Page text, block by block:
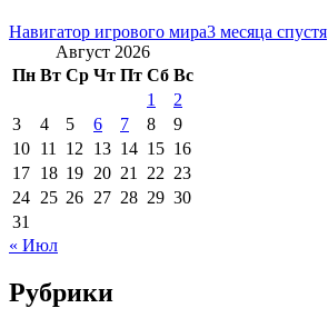
Навигатор игрового мира3 месяца спустя
Август 2026
Пн Вт Ср Чт Пт Сб Вс
1
2
3
4 5 6 7 8
9
10 11 12 13 14 15 16
17 18 19 20 21 22 23
24 25 26 27 28 29 30
31
« Июл
Рубрики